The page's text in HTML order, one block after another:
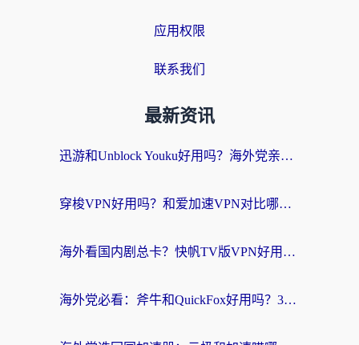
应用权限
联系我们
最新资讯
迅游和Unblock Youku好用吗？海外党亲测：3个维度教你选对回国加速器
穿梭VPN好用吗？和爱加速VPN对比哪个回国效果更好？海外党必看的实用指南
海外看国内剧总卡？快帆TV版VPN好用吗？和海牛VPN对比哪个回国效果更好？
海外党必看：斧牛和QuickFox好用吗？3步选对回国加速器，无缝刷国内剧玩游戏